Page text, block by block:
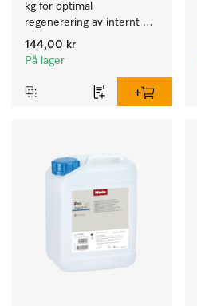
kg for optimal
regenerering av internt
kalkfilter.
144,00 kr
På lager